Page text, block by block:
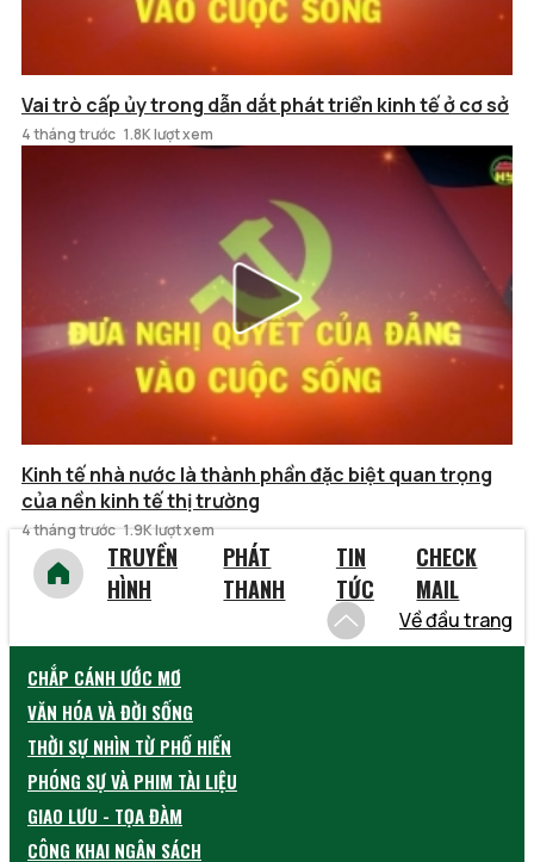
Vai trò cấp ủy trong dẫn dắt phát triển kinh tế ở cơ sở
4 tháng trước 1.8K lượt xem
Kinh tế nhà nước là thành phần đặc biệt quan trọng
của nền kinh tế thị trường
4 tháng trước 1.9K lượt xem
TRUYỀN
HÌNH
PHÁT
THANH
TIN
TỨC
CHECK
MAIL
Về đầu trang
CHẮP CÁNH ƯỚC MƠ
VĂN HÓA VÀ ĐỜI SỐNG
THỜI SỰ NHÌN TỪ PHỐ HIẾN
PHÓNG SỰ VÀ PHIM TÀI LIỆU
GIAO LƯU - TỌA ĐÀM
CÔNG KHAI NGÂN SÁCH